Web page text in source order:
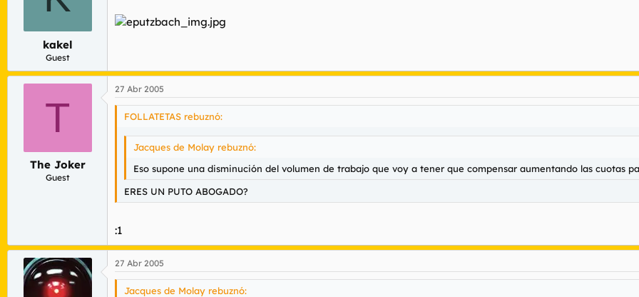
kakel
Guest
T
The Joker
Guest
27 Abr 2005
FOLLATETAS rebuznó:
Jacques de Molay rebuznó:
Eso supone una disminución del volumen de trabajo que voy a tener que compensar aumentando las cuotas
ERES UN PUTO ABOGADO?
:1
27 Abr 2005
Jacques de Molay rebuznó: